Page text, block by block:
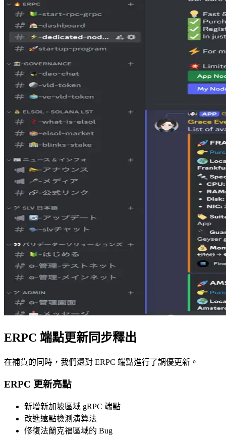
ERPC 端點更新同步釋出
在補貨的同時，我們還對 ERPC 端點進行了調優更新。
ERPC 更新亮點
新增新加坡區域 gRPC 端點
改進遠點檢測演算法
修復法蘭克福區域的 Bug